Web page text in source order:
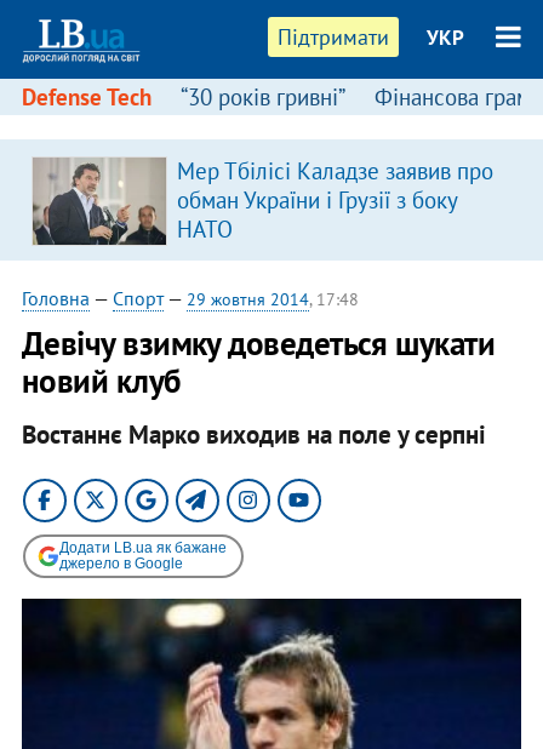
Підтримати УКР
Defense Tech “30 років гривні” Фінансова
Мер Тбілісі Каладзе заявив про
обман України і Грузії з боку
НАТО
Головна — Спорт— 29 жовтня 2014, 17:48
Девічу взимку доведеться шукати
новий клуб
Востаннє Марко виходив на поле у серпні
Додати LB.ua як бажане
джерело в Google